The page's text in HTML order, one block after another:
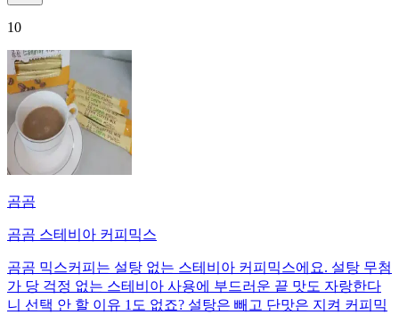
10
곰곰
곰곰 스테비아 커피믹스
곰곰 믹스커피는 설탕 없는 스테비아 커피믹스에요. 설탕 무첨
가 당 걱정 없는 스테비아 사용에 부드러운 끝 맛도 자랑한다
니 선택 안 할 이유 1도 없죠? 설탕은 빼고 단맛은 지켜 커피믹